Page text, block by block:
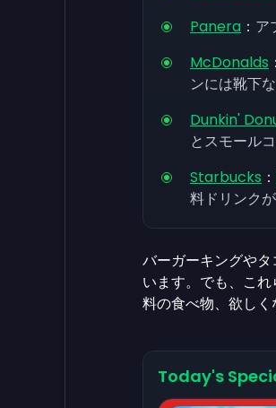
Panera ： ア
McDonalds ：
ンには靴下
Dunkin'
とスモール
Starbucks ：
料ドリンク
バーガーキングや
います。でも、こ
料の食べ物、欲しく
Today's